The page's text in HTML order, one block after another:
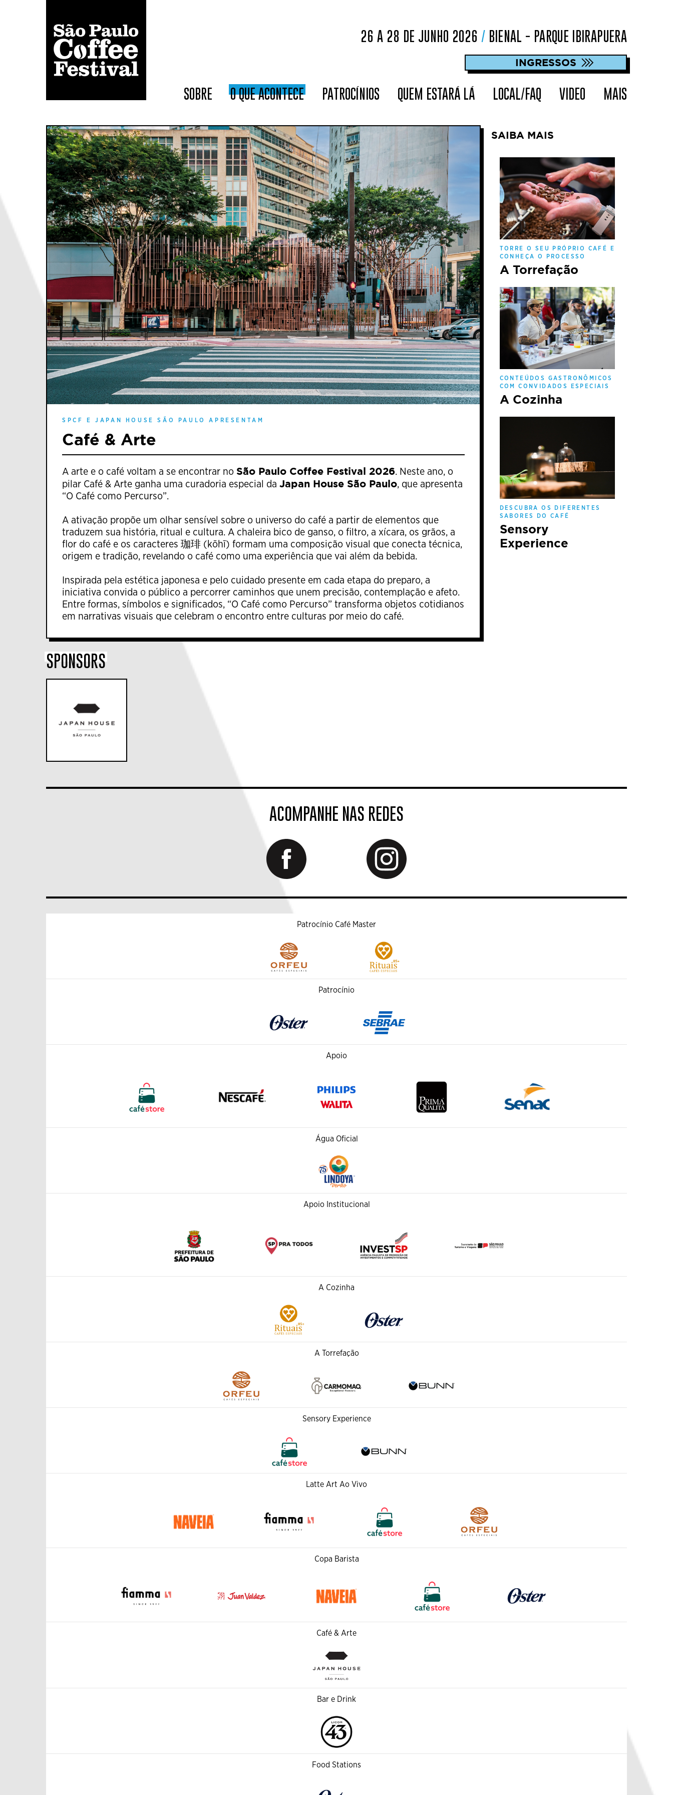
26 A 28 DE JUNHO 2026 / BIENAL - PARQUE IBIRAPUERA
INGRESSOS
SOBRE O QUE ACONTECE PATROCÍNIOS QUEM ESTARÁ LÁ LOCAL/FAQ VIDEO MAIS
SPCF E JAPAN HOUSE SÃO PAULO APRESENTAM
Café & Arte
A arte e o café voltam a se encontrar no São Paulo Coffee Festival 2026. Neste ano, o
pilar Café & Arte ganha uma curadoria especial da Japan House São Paulo, que apresenta
“O Café como Percurso”.
A ativação propõe um olhar sensível sobre o universo do café a partir de elementos que
traduzem sua história, ritual e cultura. A chaleira bico de ganso, o filtro, a xícara, os grãos, a
flor do café e os caracteres 珈琲 (kōhī) formam uma composição visual que conecta técnica,
origem e tradição, revelando o café como uma experiência que vai além da bebida.
Inspirada pela estética japonesa e pelo cuidado presente em cada etapa do preparo, a
iniciativa convida o público a percorrer caminhos que unem precisão, contemplação e afeto.
Entre formas, símbolos e significados, “O Café como Percurso” transforma objetos cotidianos
em narrativas visuais que celebram o encontro entre culturas por meio do café.
SPONSORS
SAIBA MAIS
TORRE O SEU PRÓPRIO CAFÉ E
CONHEÇA O PROCESSO
A Torrefação
CONTEÚDOS GASTRONÔMICOS
COM CONVIDADOS ESPECIAIS
A Cozinha
DESCUBRA OS DIFERENTES
SABORES DO CAFÉ
Sensory
Experience
ACOMPANHE NAS REDES
Patrocínio Café Master
Patrocínio
Apoio
Água Oficial
Apoio Institucional
A Cozinha
A Torrefação
Sensory Experience
Latte Art Ao Vivo
Copa Barista
Café & Arte
Bar e Drink
Food Stations